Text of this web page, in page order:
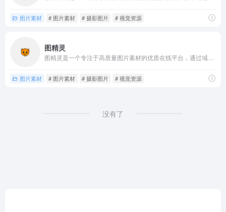
图片素材 # 图片素材 # 摄影图片 # 视觉资源
图精灵
图片素材 # 图片素材 # 摄影图片 # 视觉资源
没有了